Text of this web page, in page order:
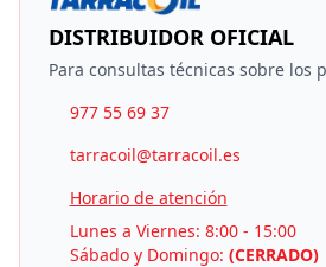
DISTRIBUIDOR OFICIAL
Para consultas técnicas sobre los
977 55 69 37
tarracoil@tarracoil.es
Horario de atención
Lunes a Viernes: 8:00 - 15:00
Sábado y Domingo: (CERRADO)